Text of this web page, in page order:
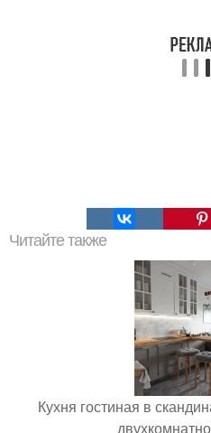
Читайте также
Кухня гостиная в